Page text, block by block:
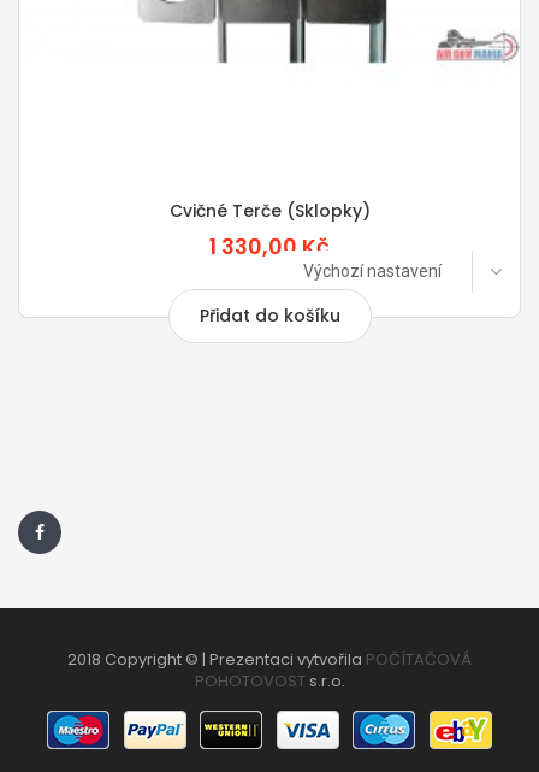
Cvičné Terče (sklopky)
1 330,00 Kč
Přidat do košíku
Výchozí nastavení
2018 Copyright © | Prezentaci vytvořila POČÍTAČOVÁ
POHOTOVOSTs.r.o.